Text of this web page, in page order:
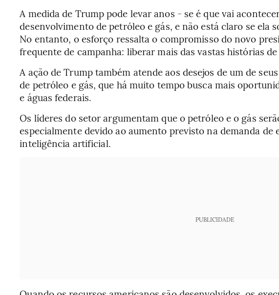
A medida de Trump pode levar anos - se é que vai
desenvolvimento de petróleo e gás, e não está claro se ela
No entanto, o esforço ressalta o compromisso do novo
frequente de campanha: liberar mais das vastas histórias
A ação de Trump também atende aos desejos de um de
de petróleo e gás, que há muito tempo busca mais
e águas federais.
Os líderes do setor argumentam que o petróleo e o gás
especialmente devido ao aumento previsto na demanda de
inteligência artificial.
PUBLICIDADE